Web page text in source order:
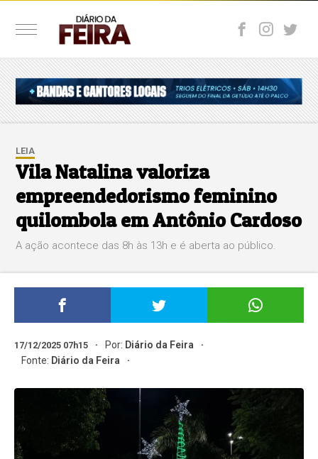
LEIA
Vila Natalina valoriza
empreendedorismo feminino
quilombola em Antônio Cardoso
A ação acontece das 8h às 13h e é aberta ao público.
17/12/2025 07h15 Por: Diário da Feira
Fonte: Diário da Feira